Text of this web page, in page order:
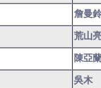
詹曼
荒山
陳亞
吳木